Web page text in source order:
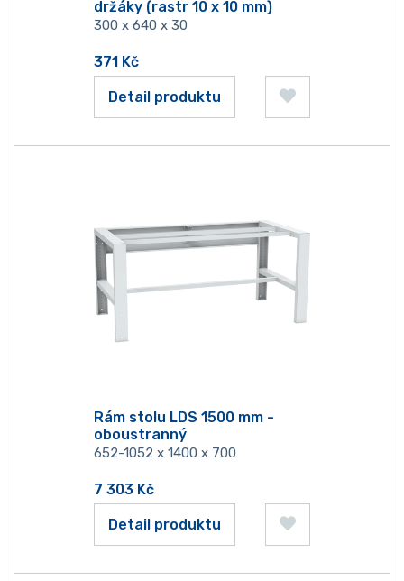
držáky (rastr 10 x 10 mm)
300 x 640 x 30
371 Kč
Detail produktu
Rám stolu LDS 1500 mm -
oboustranný
652-1052 x 1400 x 700
7 303 Kč
Detail produktu